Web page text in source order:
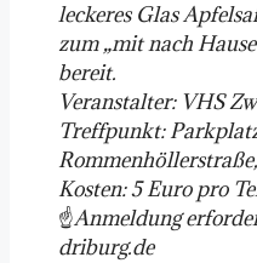
leckeres Glas
zum „mit nach
bereit.
Veranstalter: VHS
Treffpunkt:
Kosten: 5 Euro pro
☝️Anmeldung
driburg.de